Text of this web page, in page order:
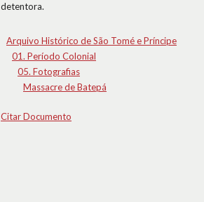
detentora.
Arquivo Histórico de São Tomé e Príncipe
01. Período Colonial
05. Fotografias
Massacre de Batepá
Citar Documento